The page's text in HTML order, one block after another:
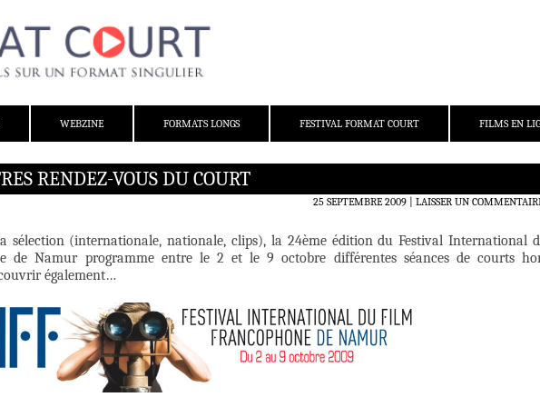
WEBZINE FORMATS LONGS FESTIVAL FORMAT COURT FILMS EN
RENDEZ-VOUS DU COURT
25 SEPTEMBRE 2009 LAISSER UN
sélection (internationale, nationale, clips), la 24ème édition du Festival International
de Namur programme entre le 2 et le 9 octobre différentes séances de courts
également…